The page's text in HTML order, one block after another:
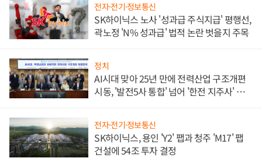
전자·전기·정보통신
SK하이닉스 노사 '성과급 주식지급' 평행선,
곽노정 'N% 성과급' 법적 논란 벗을지 주목
정치
AI시대 맞아 25년 만에 전력산업 구조개편
시동, '발전5사 통합' 넘어 '한전 지주사' 재편
전자·전기·정보통신
SK하이닉스, 용인 'Y2' 팹과 청주 'M17' 팹
건설에 54조 투자 결정